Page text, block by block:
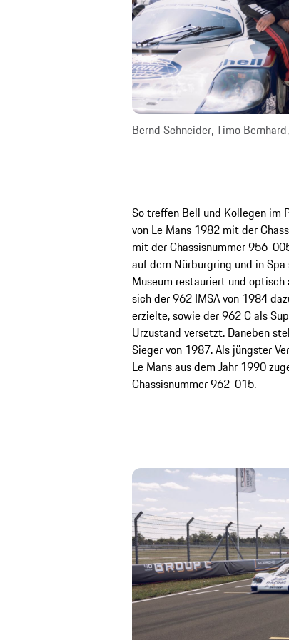
Bernd Schneider, Timo
So treffen Bell und Kollegen im
von Le Mans 1982 mit der
mit der Chassisnummer 956-
auf dem Nürburgring und in
Museum restauriert und
sich der 962 IMSA von 1984
erzielte, sowie der 962 C als
Urzustand versetzt. Daneben
Sieger von 1987. Als jüngster
Le Mans aus dem Jahr 1990
Chassisnummer 962-015.